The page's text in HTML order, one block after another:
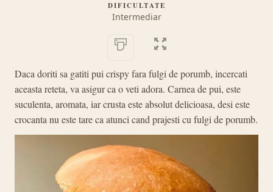
DIFICULTATE
Intermediar
Daca doriti sa gatiti pui crispy fara fulgi de porumb, incercati
aceasta reteta, va asigur ca o veti adora. Carnea de pui, este
suculenta, aromata, iar crusta este absolut delicioasa, desi este
crocanta nu este tare ca atunci cand prajesti cu fulgi de porumb.